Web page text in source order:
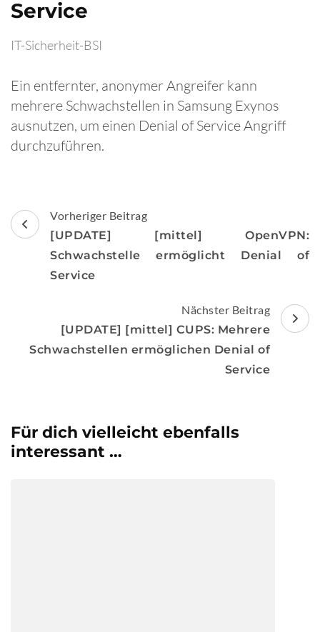
Service
IT-Sicherheit-BSI
Ein entfernter, anonymer Angreifer kann
mehrere Schwachstellen in Samsung Exynos
ausnutzen, um einen Denial of Service Angriff
durchzuführen.
Beitragsnavigation
Vorheriger Beitrag
[UPDATE] [mittel] OpenVPN:
Schwachstelle ermöglicht Denial of
Service
Nächster Beitrag
[UPDATE] [mittel] CUPS: Mehrere
Schwachstellen ermöglichen Denial of
Service
Für dich vielleicht ebenfalls
interessant …